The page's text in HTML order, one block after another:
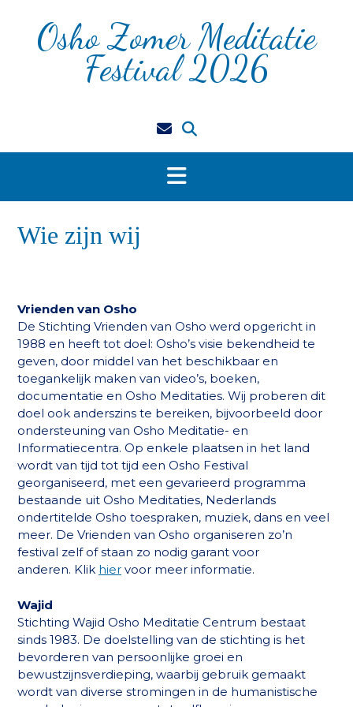
inhoudOsho Zomer Meditatie
Festival 2026
Wie zijn wij
Vrienden van Osho
De Stichting Vrienden van Osho werd opgericht in
1988 en heeft tot doel: Osho’s visie bekendheid te
geven, door middel van het beschikbaar en
toegankelijk maken van video’s, boeken,
documentatie en Osho Meditaties. Wij proberen dit
doel ook anderszins te bereiken, bijvoorbeeld door
ondersteuning van Osho Meditatie- en
Informatiecentra. Op enkele plaatsen in het land
wordt van tijd tot tijd een Osho Festival
georganiseerd, met een gevarieerd programma
bestaande uit Osho Meditaties, Nederlands
ondertitelde Osho toespraken, muziek, dans en veel
meer. De Vrienden van Osho organiseren zo’n
festival zelf of staan zo nodig garant voor
anderen. Klik hier voor meer informatie.
Wajid
Stichting Wajid Osho Meditatie Centrum bestaat
sinds 1983. De doelstelling van de stichting is het
bevorderen van persoonlijke groei en
bewustzijnsverdieping, waarbij gebruik gemaakt
wordt van diverse stromingen in de humanistische